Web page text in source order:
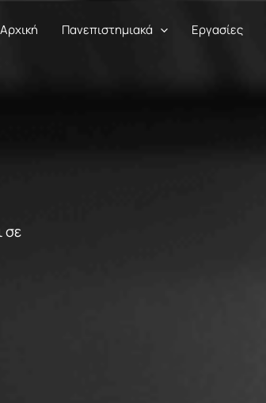
Αρχική Πανεπιστημιακά Εργασίες
σε